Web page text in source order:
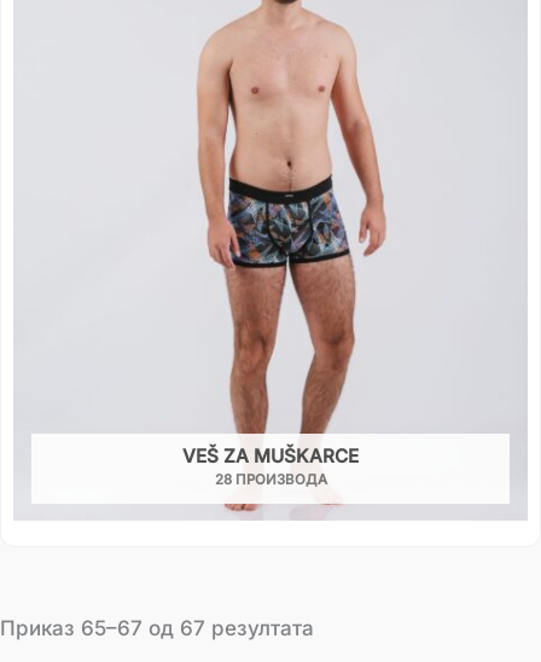
VEŠ ZA MUŠKARCE
28 ПРОИЗВОДА
Приказ 65–67 од 67 резултата